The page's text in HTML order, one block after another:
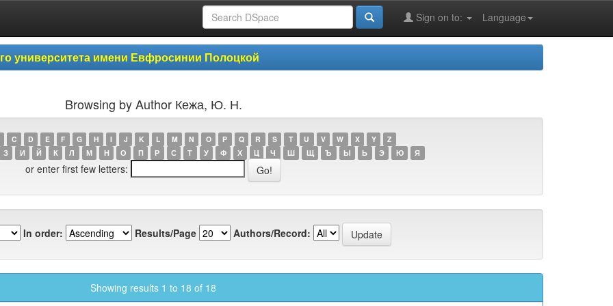
Language
Sign on to:
университета имени Евфросинии Полоцкой
Browsing by Author Кежа, Ю. Н.
C D E F G H I J K L M N O P Q R S T U V W X Y
Z
З И Й К Л М Н О П Р С Т У Ф Х Ц Ч Ш Щ Ъ Ы Ь Э Ю Я
or enter first few letters:
In order: Results/Page Authors/Record:
Showing results 1 to 18 of 18